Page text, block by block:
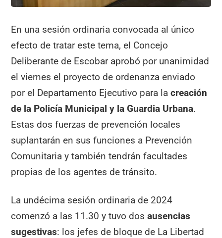
En una sesión ordinaria convocada al único
efecto de tratar este tema, el Concejo
Deliberante de Escobar aprobó por unanimidad
el viernes el proyecto de ordenanza enviado
por el Departamento Ejecutivo para la creación
de la Policía Municipal y la Guardia Urbana.
Estas dos fuerzas de prevención locales
suplantarán en sus funciones a Prevención
Comunitaria y también tendrán facultades
propias de los agentes de tránsito.
La undécima sesión ordinaria de 2024
comenzó a las 11.30 y tuvo dosausencias
sugestivas: los jefes de bloque de La Libertad